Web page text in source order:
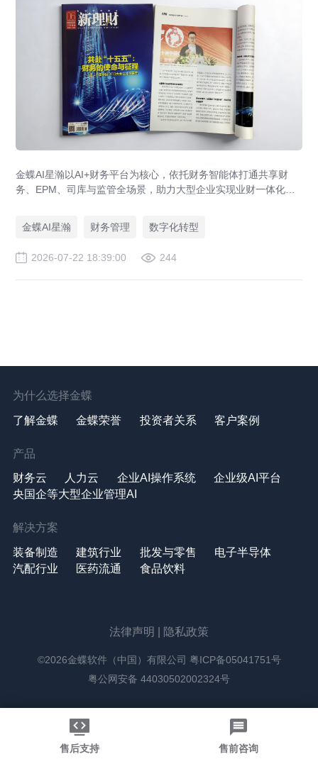
售后支持 售前咨询
金蝶AI星瀚以AI+财务平台为核心，依托财务智能体打通共享财
务、EPM、司库与监管全场景，助力大型企业实现业财一体化与
金蝶AI星瀚 财务管理 数字化转型
2026-07-22 18:39:00 244
为什么选择金蝶
了解金蝶 金蝶荣誉 投资者关系 客户案例
产品
财务云 人力云 企业AI操作系统
企业级AI平台
央国企等大型企业管理AI
解决方案
装备制造 建筑行业 批发与零售
电子半导体
汽配行业
医药流通 食品饮料
法律声明 隐私政策
©2026金蝶软件（中国）有限公司 粤ICP备05041751号
粤公网安备 44030502002324号